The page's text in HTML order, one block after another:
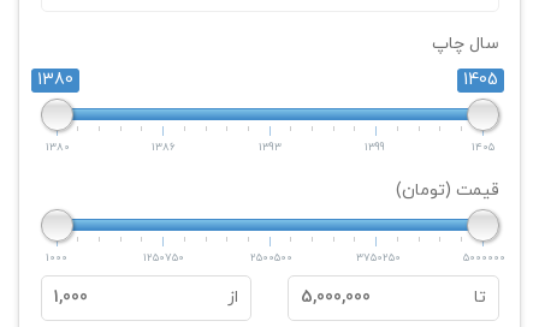
سال چاپ
1380
1405
1380 1386 1393 1399 1405
قیمت (تومان)
1000 1250750 2500500 3750250 5000000
تا 5,000,000 از 1,000